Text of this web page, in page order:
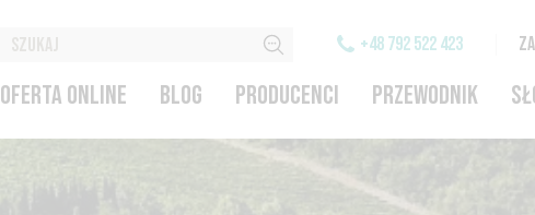
+48 792 522 423
OFERTA ONLINE BLOG PRODUCENCI PRZEWODNIK